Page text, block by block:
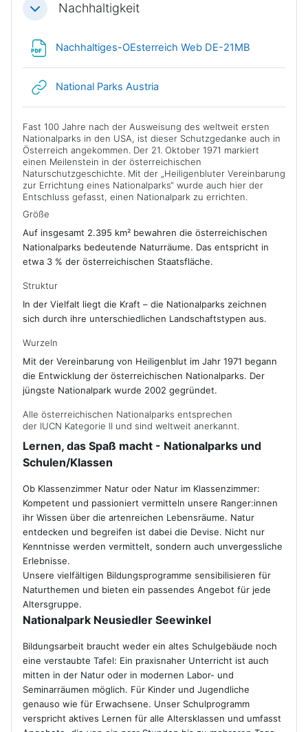
EinklappenNachhaltigkeit
Nachhaltiges-OEsterreich Web DE-21MB
National Parks AustriaLink/URL
Fast 100 Jahre nach der Ausweisung des weltweit ersten
Nationalparks in den USA, ist dieser Schutzgedanke auch in
Österreich angekommen. Der 21. Oktober 1971 markiert
einen Meilenstein in der österreichischen
Naturschutzgeschichte. Mit der „Heiligenbluter Vereinbarung
zur Errichtung eines Nationalparks“ wurde auch hier der
Entschluss gefasst, einen Nationalpark zu errichten.
Größe
Auf insgesamt 2.395 km² bewahren die österreichischen
Nationalparks bedeutende Naturräume. Das entspricht in
etwa 3 % der österreichischen Staatsfläche.
Struktur
In der Vielfalt liegt die Kraft – die Nationalparks zeichnen
sich durch ihre unterschiedlichen Landschaftstypen aus.
Wurzeln
Mit der Vereinbarung von Heiligenblut im Jahr 1971 begann
die Entwicklung der österreichischen Nationalparks. Der
jüngste Nationalpark wurde 2002 gegründet.
Alle österreichischen Nationalparks entsprechen
der IUCN Kategorie II und sind weltweit anerkannt.
Lernen, das Spaß macht - Nationalparks und
Schulen/Klassen
Ob Klassenzimmer Natur oder Natur im Klassenzimmer:
Kompetent und passioniert vermitteln unsere Ranger:innen
ihr Wissen über die artenreichen Lebensräume. Natur
entdecken und begreifen ist dabei die Devise. Nicht nur
Kenntnisse werden vermittelt, sondern auch unvergessliche
Erlebnisse.
Unsere vielfältigen Bildungsprogramme sensibilisieren für
Naturthemen und bieten ein passendes Angebot für jede
Altersgruppe.
Nationalpark Neusiedler Seewinkel
Bildungsarbeit braucht weder ein altes Schulgebäude noch
eine verstaubte Tafel: Ein praxisnaher Unterricht ist auch
mitten in der Natur oder in modernen Labor- und
Seminarräumen möglich. Für Kinder und Jugendliche
genauso wie für Erwachsene. Unser Schulprogramm
verspricht aktives Lernen für alle Altersklassen und umfasst